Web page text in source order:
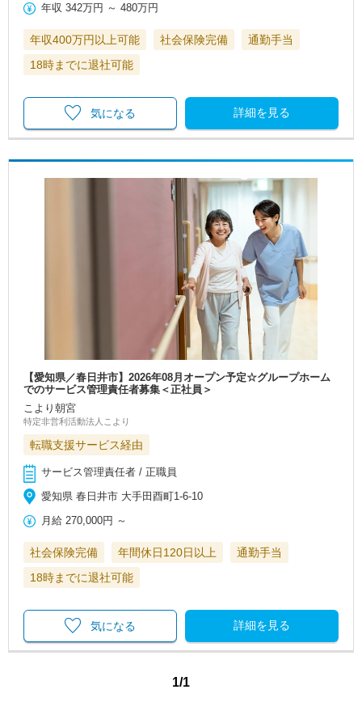
年収 342万円 ～480万円
年収400万円以上可能 社会保険完備
通勤手当
18時までに退社可能
詳細を見る
気になる
【愛知県／春日井市】2026年08月オープン予定☆グループホーム
でのサービス管理責任者募集＜正社員＞
こより朝宮
特定非営利活動法人こより
転職支援サービス経由
サービス管理責任者 / 正職員
愛知県 春日井市 大手田酉町1-6-10
月給 270,000円 ～
社会保険完備 年間休日120日以上
通勤手当
18時までに退社可能
詳細を見る
気になる
1/1